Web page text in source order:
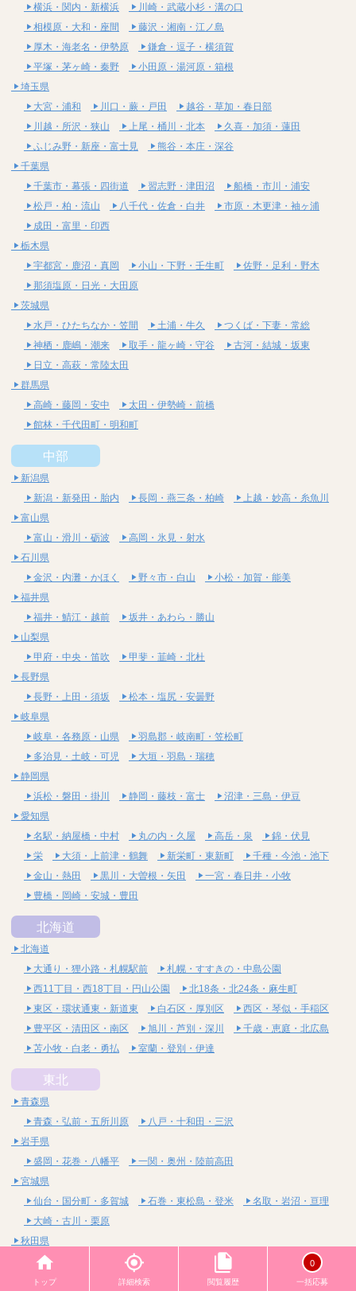
横浜・関内・新横浜
川崎・武蔵小杉・溝の口
相模原・大和・座間
藤沢・湘南・江ノ島
厚木・海老名・伊勢原
鎌倉・逗子・横須賀
平塚・茅ヶ崎・秦野
小田原・湯河原・箱根
埼玉県
大宮・浦和
川口・蕨・戸田
越谷・草加・春日部
川越・所沢・狭山
上尾・桶川・北本
久喜・加須・蓮田
ふじみ野・新座・富士見
熊谷・本庄・深谷
千葉県
千葉市・幕張・四街道
習志野・津田沼
船橋・市川・浦安
松戸・柏・流山
八千代・佐倉・白井
市原・木更津・袖ヶ浦
成田・富里・印西
栃木県
宇都宮・鹿沼・真岡
小山・下野・壬生町
佐野・足利・野木
那須塩原・日光・大田原
茨城県
水戸・ひたちなか・笠間
土浦・牛久
つくば・下妻・常総
神栖・鹿嶋・潮来
取手・龍ヶ崎・守谷
古河・結城・坂東
日立・高萩・常陸太田
群馬県
高崎・藤岡・安中
太田・伊勢崎・前橋
館林・千代田町・明和町
中部
新潟県
新潟・新発田・胎内
長岡・燕三条・柏崎
上越・妙高・糸魚川
富山県
富山・滑川・砺波
高岡・氷見・射水
石川県
金沢・内灘・かほく
野々市・白山
小松・加賀・能美
福井県
福井・鯖江・越前
坂井・あわら・勝山
山梨県
甲府・中央・笛吹
甲斐・韮崎・北杜
長野県
長野・上田・須坂
松本・塩尻・安曇野
岐阜県
岐阜・各務原・山県
羽島郡・岐南町・笠松町
多治見・土岐・可児
大垣・羽島・瑞穂
静岡県
浜松・磐田・掛川
静岡・藤枝・富士
沼津・三島・伊豆
愛知県
名駅・納屋橋・中村
丸の内・久屋 高岳・泉
錦・伏見
栄
大須・上前津・鶴舞 新栄町・東新町
千種・今池・池下
金山・熱田
黒川・大曽根・矢田
一宮・春日井・小牧
豊橋・岡崎・安城・豊田
北海道
北海道
大通り・狸小路・札幌駅前
札幌・すすきの・中島公園
西11丁目・西18丁目・円山公園
北18条・北24条・麻生町
東区・環状通東・新道東
白石区・厚別区
西区・琴似・手稲区
豊平区・清田区・南区
旭川・芦別・深川
千歳・恵庭・北広島
苫小牧・白老・勇払
室蘭・登別・伊達
東北
青森県
青森・弘前・五所川原
八戸・十和田・三沢
岩手県
盛岡・花巻・八幡平
一関・奥州・陸前高田
宮城県
仙台・国分町・多賀城
石巻・東松島・登米
名取・岩沼・亘理
大崎・古川・栗原
秋田県
秋田・潟上・由利本荘
山形県トップ 詳細検索 閲覧履歴
0
一括応募